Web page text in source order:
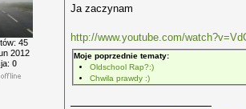
45
2012
0
Ja zaczynam
http://www.youtube.com/
Moje poprzednie tematy:
Oldschool Rap?:)
Chwila prawdy :)